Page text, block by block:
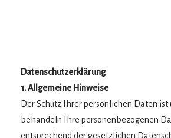
Datenschutzerklärung
1. Allgemeine Hinweise
Der Schutz Ihrer persönlichen Daten ist
behandeln Ihre personenbezogenen
entsprechend der gesetzlichen